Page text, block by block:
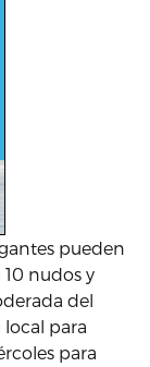
pueden
10 nudos y
del
local para
para